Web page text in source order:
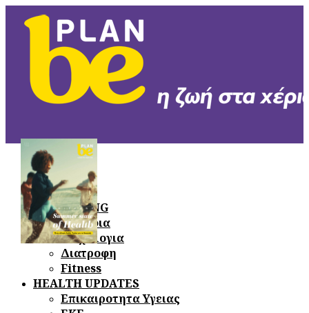
PEOPLE
Υγεια
TREND
WELL-BEING
Ομορφια
Ψυχολογια
Διατροφη
Fitness
HEALTH UPDATES
Επικαιροτητα Υγειας